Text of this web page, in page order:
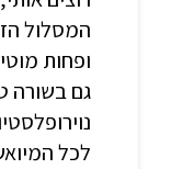
המסלול
ופחות
גם בשורה
לכל